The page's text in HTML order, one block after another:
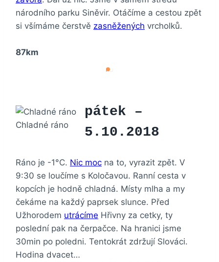
národního parku Siněvir. Otáčíme a cestou zpět
si všímáme čerstvě zasněžených vrcholků.
87km
Chladné ráno
pátek –
5.10.2018
Ráno je -1°C. Nic moc na to, vyrazit zpět. V
9:30 se loučíme s Koločavou. Ranní cesta v
kopcích je hodně chladná. Místy mlha a my
čekáme na každý paprsek slunce. Před
Užhorodem utrácíme Hřivny za cetky, ty
poslední pak na čerpačce. Na hranici jsme
30min po poledni. Tentokrát zdržují Slováci.
Hodina dvacet…